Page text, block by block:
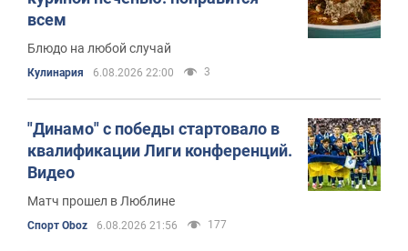
всем
Блюдо на любой случай
Кулинария 6.08.2026 22:00 3
"Динамо" с победы стартовало в
квалификации Лиги конференций.
Видео
Матч прошел в Люблине
Спорт Oboz 6.08.2026 21:56 177